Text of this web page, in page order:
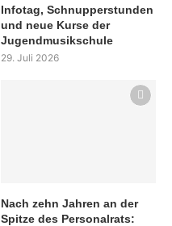
Infotag, Schnupperstunden
und neue Kurse der
Jugendmusikschule
29. Juli 2026
Nach zehn Jahren an der
Spitze des Personalrats: